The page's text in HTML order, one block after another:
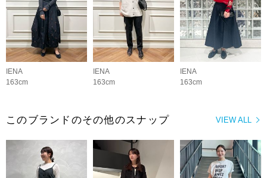
IENA
163cm
IENA
163cm
IENA
163cm
VIEW ALL
このブランドのその他のスナップ